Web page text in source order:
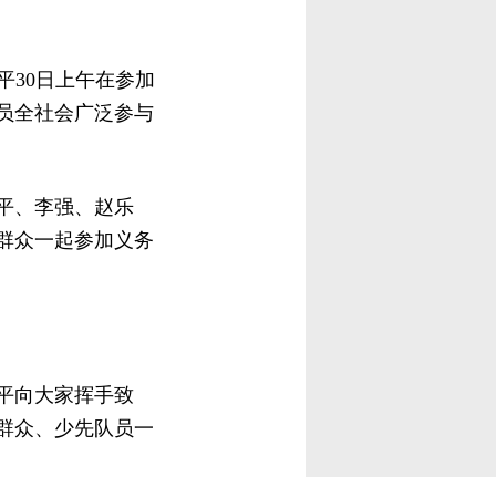
30日上午在参加
全社会广泛参与
、李强、赵乐
众一起参加义务
向大家挥手致
众、少先队员一